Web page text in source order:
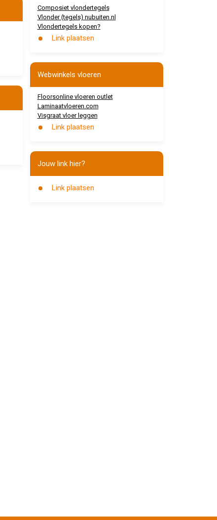
Composiet vlondertegels
Vlonder (tegels) nubuiten.nl
Vlondertegels kopen?
Link plaatsen
Webwinkels vloeren
Floorsonline vloeren outlet
Laminaatvloeren.com
Visgraat vloer leggen
Link plaatsen
Jouw link hier?
Link plaatsen